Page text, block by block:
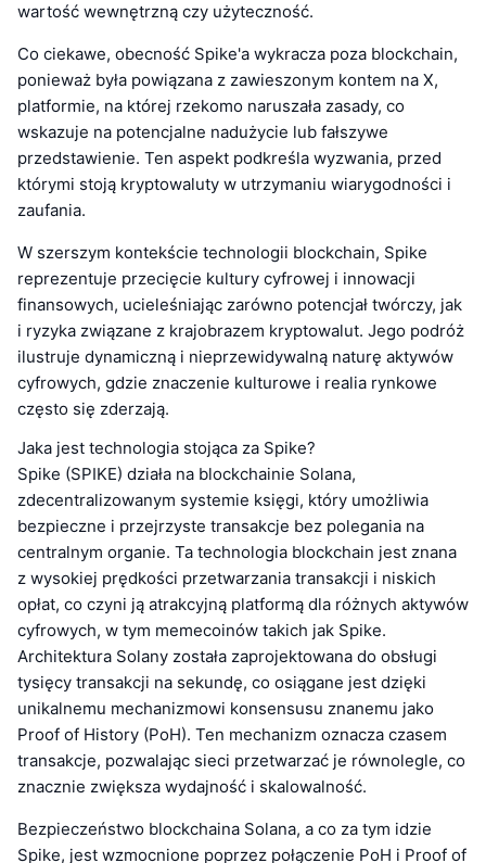
wartość wewnętrzną czy użyteczność.
Co ciekawe, obecność Spike'a wykracza poza blockchain,
ponieważ była powiązana z zawieszonym kontem na X,
platformie, na której rzekomo naruszała zasady, co
wskazuje na potencjalne nadużycie lub fałszywe
przedstawienie. Ten aspekt podkreśla wyzwania, przed
którymi stoją kryptowaluty w utrzymaniu wiarygodności i
zaufania.
W szerszym kontekście technologii blockchain, Spike
reprezentuje przecięcie kultury cyfrowej i innowacji
finansowych, ucieleśniając zarówno potencjał twórczy, jak
i ryzyka związane z krajobrazem kryptowalut. Jego podróż
ilustruje dynamiczną i nieprzewidywalną naturę aktywów
cyfrowych, gdzie znaczenie kulturowe i realia rynkowe
często się zderzają.
Jaka jest technologia stojąca za Spike?
Spike (SPIKE) działa na blockchainie Solana,
zdecentralizowanym systemie księgi, który umożliwia
bezpieczne i przejrzyste transakcje bez polegania na
centralnym organie. Ta technologia blockchain jest znana
z wysokiej prędkości przetwarzania transakcji i niskich
opłat, co czyni ją atrakcyjną platformą dla różnych aktywów
cyfrowych, w tym memecoinów takich jak Spike.
Architektura Solany została zaprojektowana do obsługi
tysięcy transakcji na sekundę, co osiągane jest dzięki
unikalnemu mechanizmowi konsensusu znanemu jako
Proof of History (PoH). Ten mechanizm oznacza czasem
transakcje, pozwalając sieci przetwarzać je równolegle, co
znacznie zwiększa wydajność i skalowalność.
Bezpieczeństwo blockchaina Solana, a co za tym idzie
Spike, jest wzmocnione poprzez połączenie PoH i Proof of